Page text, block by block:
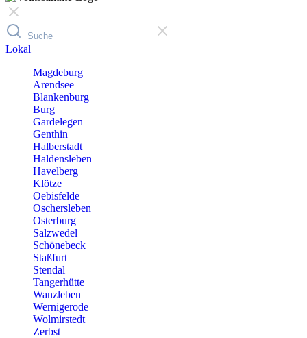
Lokal
Magdeburg
Arendsee
Blankenburg
Burg
Gardelegen
Genthin
Halberstadt
Haldensleben
Havelberg
Klötze
Oebisfelde
Oschersleben
Osterburg
Salzwedel
Schönebeck
Staßfurt
Stendal
Tangerhütte
Wanzleben
Wernigerode
Wolmirstedt
Zerbst